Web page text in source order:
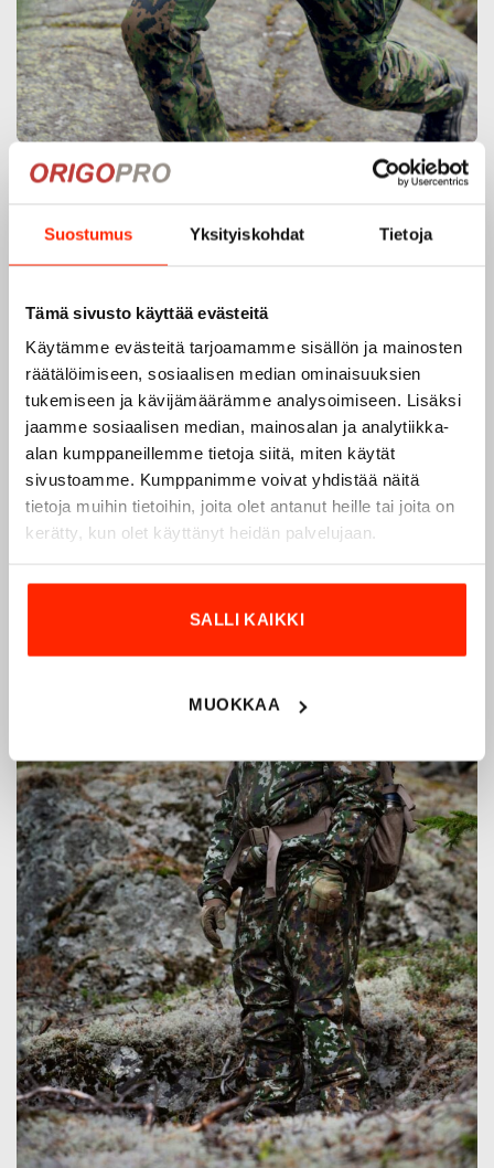
Suostumus Yksityiskohdat Tietoja
Tämä sivusto käyttää evästeitä
Käytämme evästeitä tarjoamamme sisällön ja mainosten
räätälöimiseen, sosiaalisen median ominaisuuksien
tukemiseen ja kävijämäärämme analysoimiseen. Lisäksi
jaamme sosiaalisen median, mainosalan ja analytiikka-
alan kumppaneillemme tietoja siitä, miten käytät
sivustoamme. Kumppanimme voivat yhdistää näitä
tietoja muihin tietoihin, joita olet antanut heille tai joita on
kerätty, kun olet käyttänyt heidän palvelujaan.
SALLI KAIKKI
MUOKKAA
Origopro – Suomalainen laatumerkki vuodesta
vuodesta 1975.Origoprovalmistaa laadukkaita vaatteita,
jotka on kehitetty vuosikymmenten kokemuksella
puolustusvoimien ja poliisin sopimusvalmistajana.
Origopro
:n tuotteet on suunniteltu yhteistyössä käyttäjien
ja erikoisammattilaisten kanssa, joiden kokemus inspiroi
innovoimaan entistä parempia ratkaisuja.